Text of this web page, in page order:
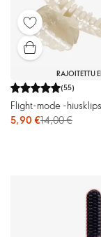
RAJOITETTU
(55)
Flight-mode -
5,90 €14,00 €